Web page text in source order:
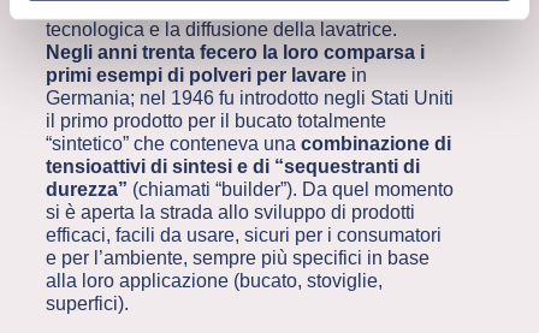
sintetiche, di pari passo con l’evoluzione
tecnologica e la diffusione della lavatrice.
Negli anni trenta fecero la loro comparsa i
primi esempi di polveri per lavarein
Germania; nel 1946 fu introdotto negli Stati Uniti
il primo prodotto per il bucato totalmente
“sintetico” che conteneva una combinazione di
tensioattivi di sintesi e di “sequestranti di
durezza” (chiamati “builder”). Da quel momento
si è aperta la strada allo sviluppo di prodotti
efficaci, facili da usare, sicuri per i consumatori
e per l’ambiente, sempre più specifici in base
alla loro applicazione (bucato, stoviglie,
superfici).